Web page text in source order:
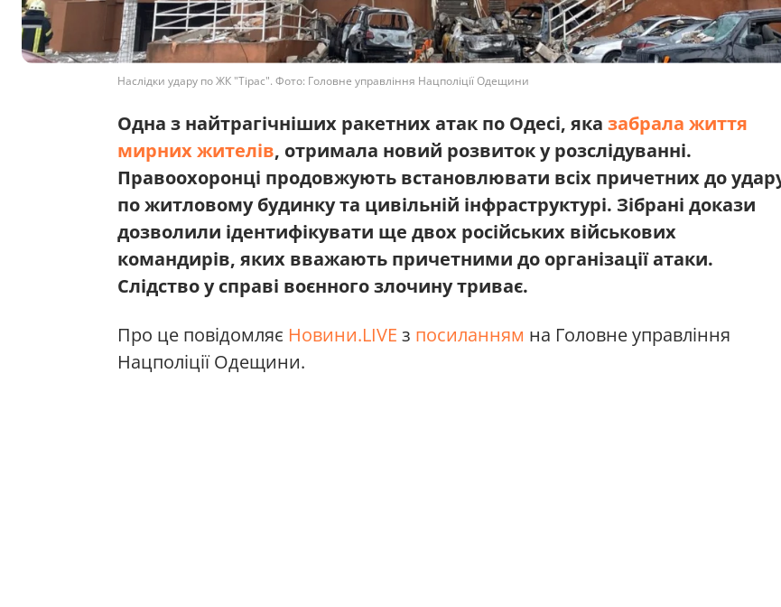
Наслідки удару по ЖК "Тірас". Фото: Головне управління Нацполіції Одещини
Одна з найтрагічніших ракетних атак по Одесі, яка забрала життя
мирних жителів, отримала новий розвиток у розслідуванні.
Правоохоронці продовжують встановлювати всіх причетних до
по житловому будинку та цивільній інфраструктурі. Зібрані докази
дозволили ідентифікувати ще двох російських військових
командирів, яких вважають причетними до організації атаки.
Слідство у справі воєнного злочину триває.
Про це повідомляє Новини.LIVE з посиланням на Головне управління
Нацполіції Одещини.